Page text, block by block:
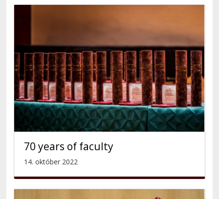
70 years of faculty
14. október 2022